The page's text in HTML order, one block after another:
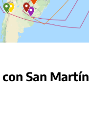
San Martín